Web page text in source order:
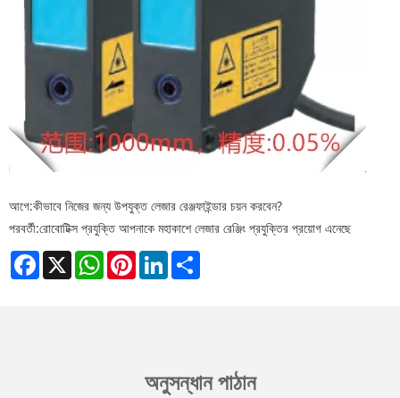
আগে:কীভাবে নিজের জন্য উপযুক্ত লেজার রেঞ্জফাইন্ডার চয়ন করবেন?
পরবর্তী:রোবোটিক্স প্রযুক্তি আপনাকে মহাকাশে লেজার রেঞ্জিং প্রযুক্তির প্রয়োগ এনেছে
Facebook
X WhatsAppPinterestLinkedIn
অনুসন্ধান পাঠান